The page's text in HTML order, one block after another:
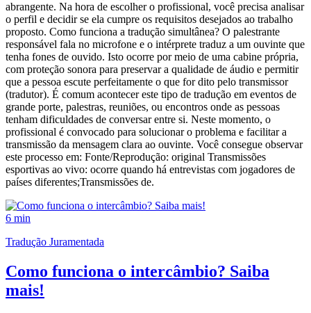
abrangente. Na hora de escolher o profissional, você precisa analisar
o perfil e decidir se ela cumpre os requisitos desejados ao trabalho
proposto. Como funciona a tradução simultânea? O palestrante
responsável fala no microfone e o intérprete traduz a um ouvinte que
tenha fones de ouvido. Isto ocorre por meio de uma cabine própria,
com proteção sonora para preservar a qualidade de áudio e permitir
que a pessoa escute perfeitamente o que for dito pelo transmissor
(tradutor). É comum acontecer este tipo de tradução em eventos de
grande porte, palestras, reuniões, ou encontros onde as pessoas
tenham dificuldades de conversar entre si. Neste momento, o
profissional é convocado para solucionar o problema e facilitar a
transmissão da mensagem clara ao ouvinte. Você consegue observar
este processo em: Fonte/Reprodução: original Transmissões
esportivas ao vivo: ocorre quando há entrevistas com jogadores de
países diferentes;Transmissões de.
6 min
Tradução Juramentada
Como funciona o intercâmbio? Saiba
mais!